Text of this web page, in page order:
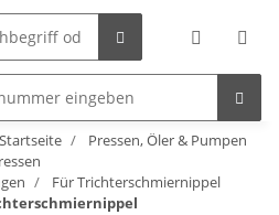
Startseite
Pressen, Öler & Pumpen
Für Trichterschmiernippel